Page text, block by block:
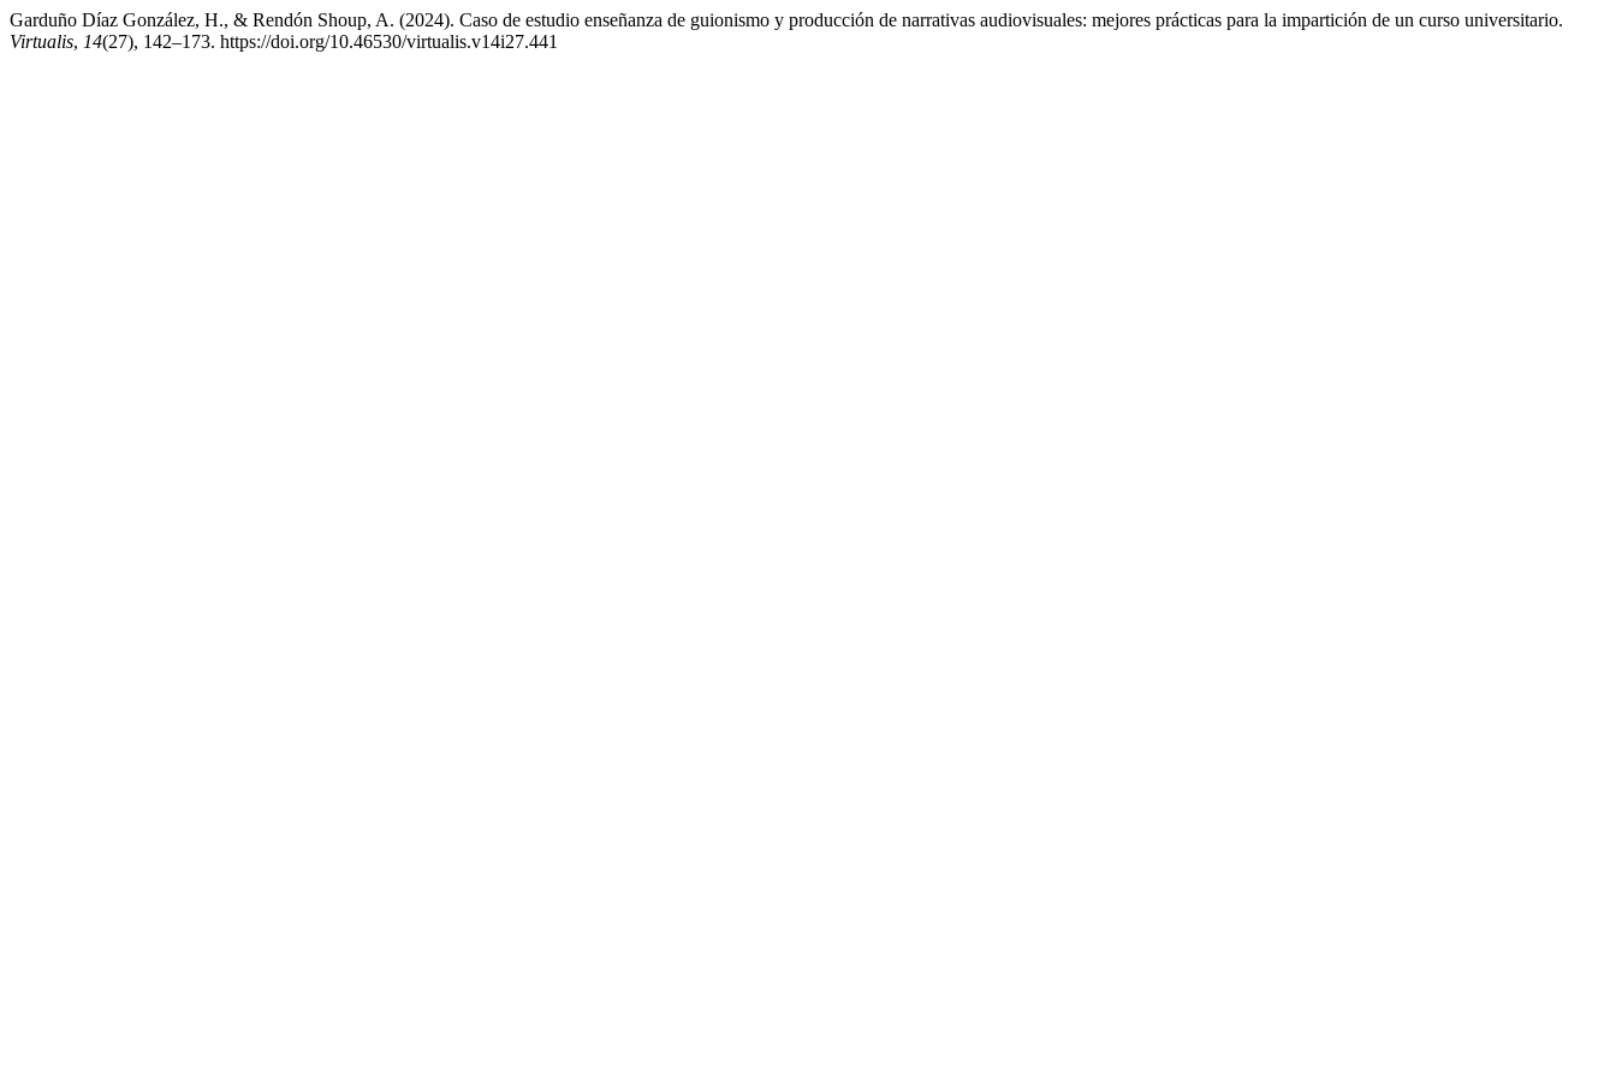
Garduño Díaz González, H., & Rendón Shoup, A. (2024). Caso de estudio enseñanza de guionismo y producción de narrativas audiovisuales: mejores prácticas para la impartición de un curso universitario.
Virtualis, 14(27), 142–173. https://doi.org/10.46530/virtualis.v14i27.441